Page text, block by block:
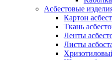
Асбестовые
Картон
Ткань
Ленты
Листы